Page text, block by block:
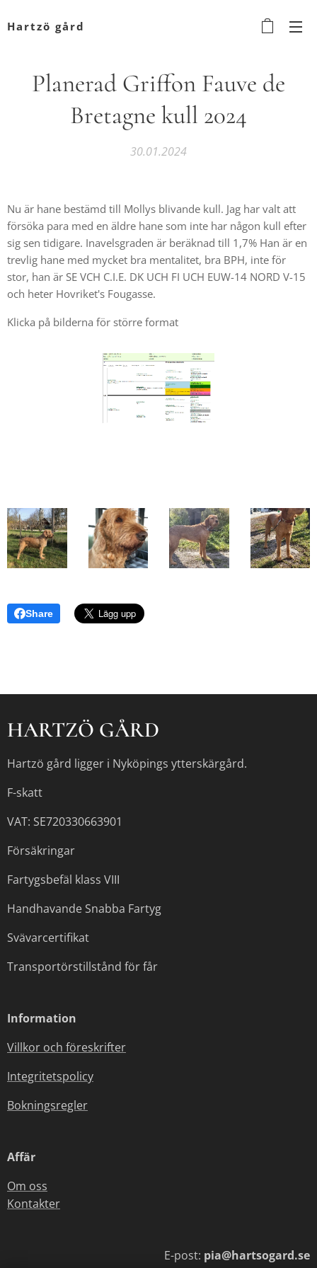
Hartzö gård
Planerad Griffon Fauve de
Bretagne kull 2024
30.01.2024
Nu är hane bestämd till Mollys blivande kull. Jag har valt att
försöka para med en äldre hane som inte har någon kull efter
sig sen tidigare. Inavelsgraden är beräknad till 1,7% Han är en
trevlig hane med mycket bra mentalitet, bra BPH, inte för
stor, han är SE VCH C.I.E. DK UCH FI UCH EUW-14 NORD V-15
och heter Hovriket's Fougasse.
Klicka på bilderna för större format
Share
HARTZÖ GÅRD
Hartzö gård ligger i Nyköpings ytterskärgård.
F-skatt
VAT: SE720330663901
Försäkringar
Fartygsbefäl klass VIII
Handhavande Snabba Fartyg
Svävarcertifikat
Transportörstillstånd för får
Information
Villkor och föreskrifter
Integritetspolicy
Bokningsregler
Affär
Om oss
Kontakter
E-post: pia@hartsogard.se